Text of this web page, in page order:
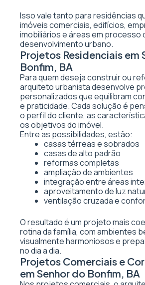
Isso vale tanto para residências
imóveis comerciais, edifícios,
imobiliários e áreas em processo
desenvolvimento urbano.
Projetos Residenciais em
Bonfim, BA
Para quem deseja construir ou
arquiteto urbanista desenvolve
personalizados que equilibram
e praticidade. Cada solução é
o perfil do cliente, as
os objetivos do imóvel.
Entre as possibilidades, estão:
casas térreas e sobrados
casas de alto padrão
reformas completas
ampliação de ambientes
integração entre áreas
aproveitamento de luz
ventilação cruzada e
O resultado é um projeto mais
rotina da família, com ambientes
visualmente harmoniosos e
no dia a dia.
Projetos Comerciais e
em Senhor do Bonfim, BA